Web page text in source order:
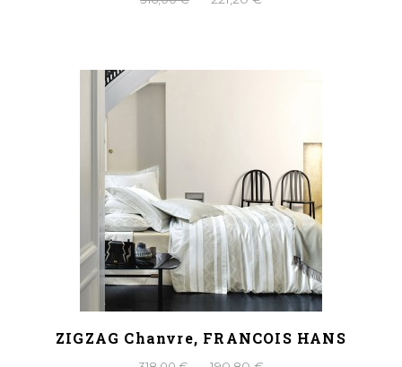
ZIGZAG Chanvre, FRANCOIS HANS